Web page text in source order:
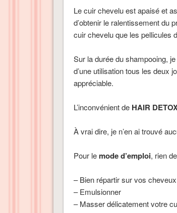
Le cuir chevelu est apaisé et
d’obtenir le ralentissement du
cuir chevelu que les pellicules
Sur la durée du shampooing,
d’une utilisation tous les deux
appréciable.
L’inconvénient de HAIR
À vrai dire, je n’en ai trouvé
Pour le mode d’emploi, rien
– Bien répartir sur vos
– Emulsionner
– Masser délicatement votre